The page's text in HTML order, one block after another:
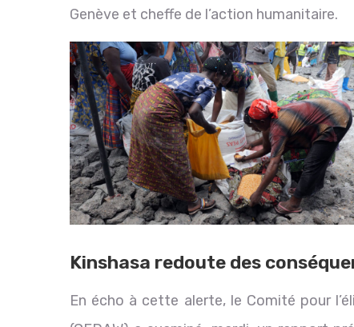
Genève et cheffe de l’action humanitaire.
Kinshasa redoute des
En écho à cette alerte, le Comité pour